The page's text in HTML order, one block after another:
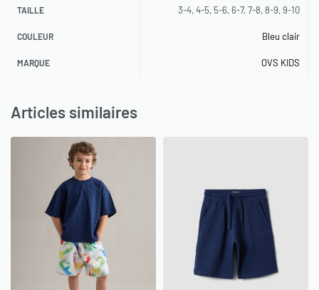
TAILLE 3-4, 4-5, 5-6, 6-7, 7-8, 8-9, 9-10
COULEUR Bleu clair
MARQUE OVS KIDS
Articles similaires